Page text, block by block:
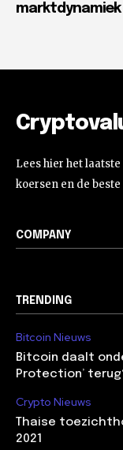
marktdynamiek
Lees hier het
koersen en de
COMPANY
TRENDING
Bitcoin Nieuws
Bitcoin daalt
Protection’
Crypto Nieuws
Thaise
2021